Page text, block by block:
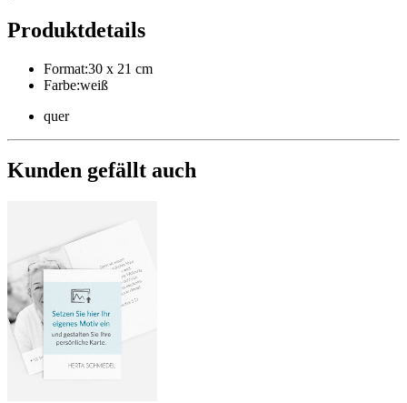
Produktdetails
Format:30 x 21 cm
Farbe:weiß
quer
Kunden gefällt auch